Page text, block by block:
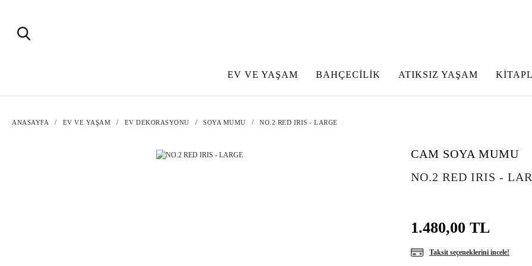
EV VE YAŞAM BAHÇECİLİK ATIKSIZ YAŞAM
ANASAYFA EV VE YAŞAM EV DEKORASYONU SOYA MUMU NO.2 RED IRIS - LARGE
CAM SOYA MUMU
NO.2 RED IRIS -
1.480,00 TL
Taksit seçeneklerini incele!